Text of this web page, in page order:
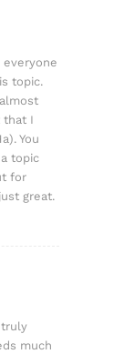
topic.
that I
You
topic
for
great.
much